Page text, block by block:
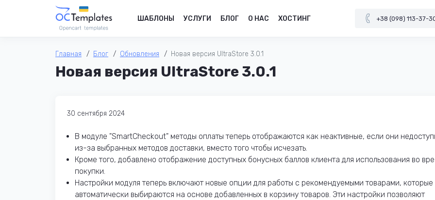
ШАБЛОНЫ УСЛУГИ БЛОГ О НАС ХОСТИНГ +38 (098) 113-37-
Главная Блог Обновления Новая версия UltraStore 3.0.1
Новая версия UltraStore 3.0.1
30 сентября 2024
В модуле "SmartCheckout" методы оплаты теперь отображаются как неактивные, если они
из-за выбранных методов доставки, вместо того чтобы исчезать.
Кроме того, добавлено отображение доступных бонусных баллов клиента для использования во
покупки.
Настройки модуля теперь включают новые опции для работы с рекомендуемыми товарами, которые
автоматически выбираются на основе добавленных в корзину товаров. Эти настройки позволяют